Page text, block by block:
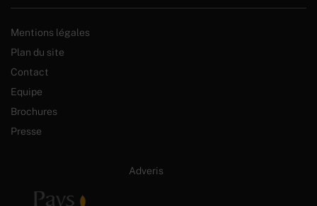
Mentions légales
Plan du site
Contact
Equipe
Brochures
Presse
Adveris